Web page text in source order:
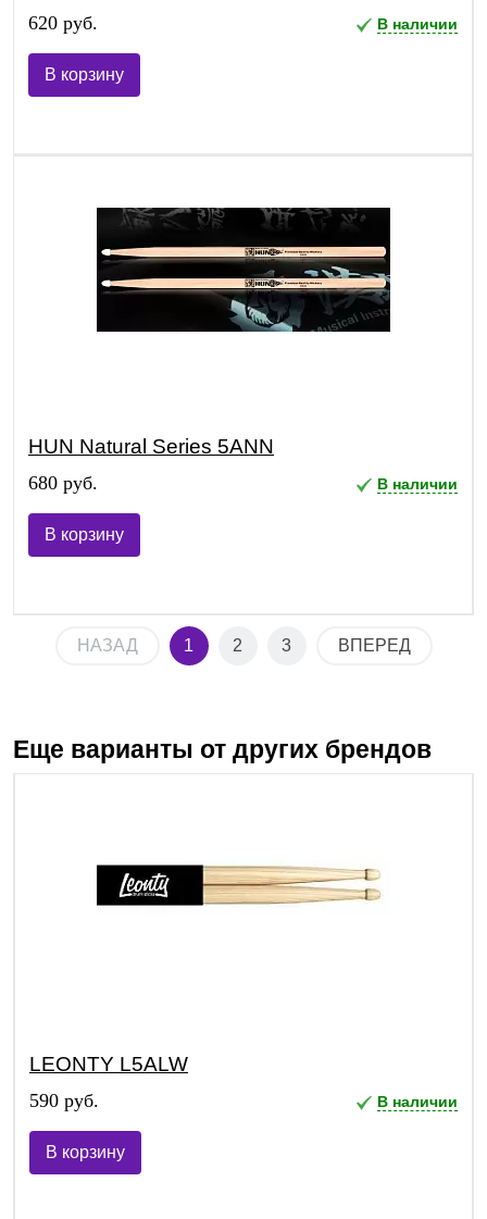
620 руб. В наличии
В корзину
HUN Natural Series 5ANN
680 руб. В наличии
В корзину
НАЗАД 1 2 3 ВПЕРЕД
Еще варианты от других брендов
LEONTY L5ALW
590 руб. В наличии
В корзину